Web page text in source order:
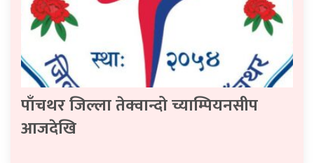
पाँचथर जिल्ला तेक्वान्दो च्याम्पियनसीप
आजदेखि